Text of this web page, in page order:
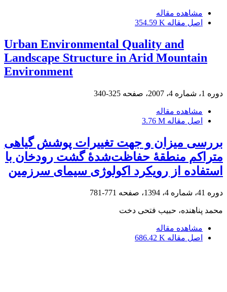
مشاهده مقاله
اصل مقاله 354.59 K
Urban Environmental Quality and
Landscape Structure in Arid Mountain
Environment
دوره 1، شماره 4، 2007، صفحه 325-340
مشاهده مقاله
اصل مقاله 3.76 M
بررسی میزان و جهت تغییرات پوشش گیاهی
متراکم منطقۀ حفاظت‌شدۀ گشت رودخان با
استفاده از رویکرد اکولوژی سیمای سرزمین
دوره 41، شماره 4، 1394، صفحه 771-781
محمد پناهنده، حبیب فتحی دخت
مشاهده مقاله
اصل مقاله 686.42 K